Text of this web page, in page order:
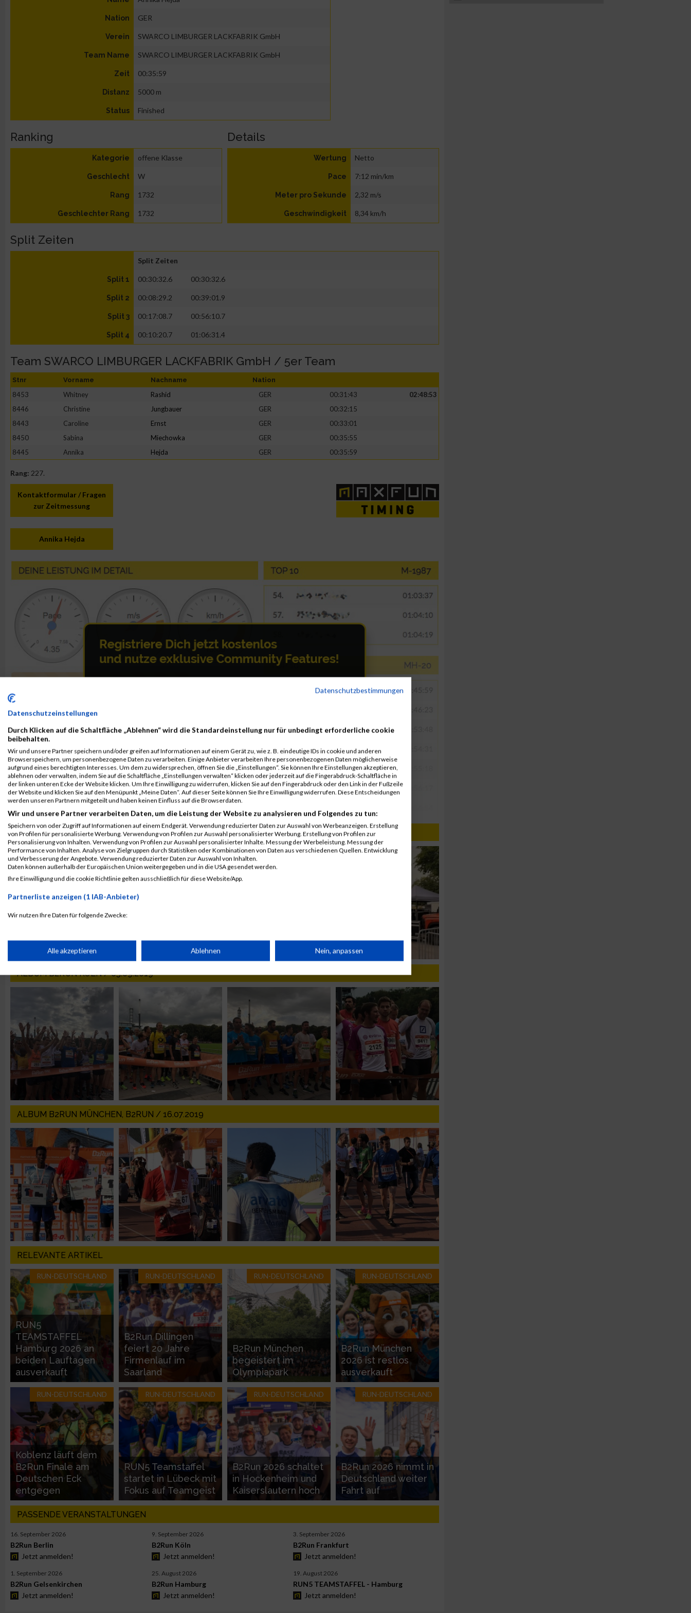
Nation GER
Verein SWARCO LIMBURGER LACKFABRIK GmbH
Team Name SWARCO LIMBURGER LACKFABRIK GmbH
Zeit 00:35:59
Distanz 5000 m
Status Finished
Ranking
Kategorie offene Klasse
Geschlecht W
Rang 1732
Geschlechter Rang 1732
Details
Wertung Netto
Pace 7:12 min/km
Meter pro Sekunde 2,32 m/s
Geschwindigkeit 8,34 km/h
Split Zeiten
Split Zeiten
Split 1 00:30:32.6 00:30:32.6
Split 2 00:08:29.2 00:39:01.9
Split 3 00:17:08.7 00:56:10.7
Split 4 00:10:20.7 01:06:31.4
Team SWARCO LIMBURGER LACKFABRIK GmbH / 5er Team
Stnr Vorname Nachname Nation
8453 Whitney Rashid GER 00:31:43
02:48:53
8446
Christine Jungbauer GER
00:32:15
8443
Caroline Ernst GER
00:33:01
8450
Sabina Miechowka GER
00:35:55
8445
Annika Hejda GER 00:35:59
Rang: 227.
Kontaktformular / Fragen
zur Zeitmessung
Annika Hejda
ALBUM B2RUN MÜNCHEN / 15.07.2026
ALBUM B2RUN KÖLN / 05.09.2019
ALBUM B2RUN MÜNCHEN, B2RUN / 16.07.2019
RELEVANTE ARTIKEL
RUN-DEUTSCHLAND
RUN5
TEAMSTAFFEL
Hamburg 2026 an
beiden Lauftagen
ausverkauft
RUN-DEUTSCHLAND
B2Run Dillingen
feiert 20 Jahre
Firmenlauf im
Saarland
RUN-DEUTSCHLAND
B2Run München
begeistert im
Olympiapark
RUN-DEUTSCHLAND
B2Run München
2026 ist restlos
ausverkauft
RUN-DEUTSCHLAND
Koblenz läuft dem
B2Run Finale am
Deutschen Eck
entgegen
RUN-DEUTSCHLAND
RUN5 Teamstaffel
startet in Lübeck mit
Fokus auf Teamgeist
RUN-DEUTSCHLAND
B2Run 2026 schaltet
in Hockenheim und
Kaiserslautern hoch
RUN-DEUTSCHLAND
B2Run 2026 nimmt in
Deutschland weiter
Fahrt auf
PASSENDE VERANSTALTUNGEN
16. September 2026
B2Run Berlin
Jetzt anmelden!
9. September 2026
B2Run Köln
Jetzt anmelden!
3. September 2026
B2Run Frankfurt
Jetzt anmelden!
1. September 2026
B2Run Gelsenkirchen
Jetzt anmelden!
25. August 2026
B2Run Hamburg
Jetzt anmelden!
19. August 2026
RUN5 TEAMSTAFFEL - Hamburg
Jetzt anmelden!
Datenschutzbestimmungen
Datenschutzeinstellungen
Durch Klicken auf die Schaltfläche „Ablehnen“ wird die Standardeinstellung nur für unbedingt erforderliche cookie
beibehalten.
Wir und unsere Partner speichern und/oder greifen auf Informationen auf einem Gerät zu, wie z. B. eindeutige IDs in cookie und anderen
Browserspeichern, um personenbezogene Daten zu verarbeiten. Einige Anbieter verarbeiten Ihre personenbezogenen Daten möglicherweise
aufgrund eines berechtigten Interesses. Um dem zu widersprechen, öffnen Sie die „Einstellungen“. Sie können Ihre Einstellungen akzeptieren,
ablehnen oder verwalten, indem Sie auf die Schaltfläche „Einstellungen verwalten“ klicken oder jederzeit auf die Fingerabdruck-Schaltfläche in
der linken unteren Ecke der Website klicken. Um Ihre Einwilligung zu widerrufen, klicken Sie auf den Fingerabdruck oder den Link in der Fußzeile
der Website und klicken Sie auf den Menüpunkt „Meine Daten“. Auf dieser Seite können Sie Ihre Einwilligung widerrufen. Diese Entscheidungen
werden unseren Partnern mitgeteilt und haben keinen Einfluss auf die Browserdaten.
Wir und unsere Partner verarbeiten Daten, um die Leistung der Website zu analysieren und Folgendes zu tun:
Speichern von oder Zugriff auf Informationen auf einem Endgerät. Verwendung reduzierter Daten zur Auswahl von Werbeanzeigen. Erstellung
von Profilen für personalisierte Werbung. Verwendung von Profilen zur Auswahl personalisierter Werbung. Erstellung von Profilen zur
Personalisierung von Inhalten. Verwendung von Profilen zur Auswahl personalisierter Inhalte. Messung der Werbeleistung. Messung der
Performance von Inhalten. Analyse von Zielgruppen durch Statistiken oder Kombinationen von Daten aus verschiedenen Quellen. Entwicklung
und Verbesserung der Angebote. Verwendung reduzierter Daten zur Auswahl von Inhalten.
Daten können außerhalb der Europäischen Union weitergegeben und in die USA gesendet werden.
Ihre Einwilligung und die cookie Richtlinie gelten ausschließlich für diese Website/App.
Partnerliste anzeigen (1 IAB-Anbieter)
Wir nutzen Ihre Daten für folgende Zwecke:
Speichern von oder Zugriff auf Informationen auf einem Endgerät
Verwendung reduzierter Daten zur Auswahl von Werbeanzeigen
Erstellung von Profilen für personalisierte Werbung
Verwendung von Profilen zur Auswahl personalisierter Werbung
Erstellung von Profilen zur Personalisierung von Inhalten
Verwendung von Profilen zur Auswahl personalisierter Inhalte
Messung der Werbeleistung
Messung der Performance von Inhalten
Analyse von Zielgruppen durch Statistiken oder Kombinationen von Daten aus
verschiedenen Quellen
Entwicklung und Verbesserung der Angebote
Verwendung reduzierter Daten zur Auswahl von Inhalten
IAB-Besonderheiten:
Verwendung genauer Standortdaten
Geräte anhand von aktiv angeforderten Informationen identifizieren
Nicht-IAB-Verarbeitungszwecke:
Notwendig
Performance
Funktional
Werbung
Alle akzeptieren Ablehnen Nein, anpassen